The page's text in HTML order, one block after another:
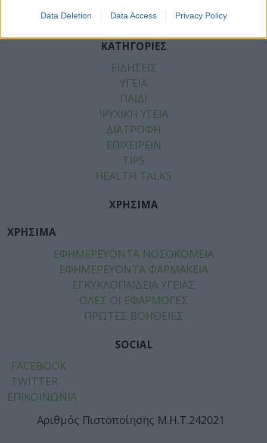
Data Deletion Data Access Privacy Policy
ΚΑΤΗΓΟΡΙΕΣ
ΕΙΔΗΣΕΙΣ
ΥΓΕΙΑ
ΠΑΙΔΙ
ΨΥΧΙΚΗ ΥΓΕΙΑ
ΔΙΑΤΡΟΦΗ
ΕΠΙΧΕΙΡΕΙΝ
TIPS
HEALTH TALKS
ΧΡΗΣΙΜΑ
ΧΡΗΣΙΜΑ
ΕΦΗΜΕΡΕΥΟΝΤΑ ΝΟΣΟΚΟΜΕΙΑ
ΕΦΗΜΕΡΕΥΟΝΤΑ ΦΑΡΜΑΚΕΙΑ
ΕΓΚΥΚΛΟΠΑΙΔΕΙΑ ΥΓΕΙΑΣ
ΟΛΕΣ ΟΙ ΕΦΑΡΜΟΓΕΣ
ΠΡΩΤΕΣ ΒΟΗΘΕΙΕΣ
SOCIAL
FACEBOOK
TWITTER
ΕΠΙΚΟΙΝΩΝΙΑ
Αριθμός Πιστοποίησης Μ.Η.Τ.242021